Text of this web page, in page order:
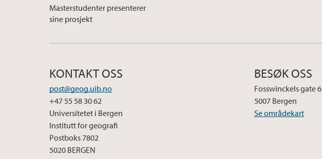
Masterstudenter presenterer
sine prosjekt
KONTAKT OSS
post@geog.uib.no
+47 55 58 30 62
Universitetet i Bergen
Institutt for geografi
Postboks 7802
5020 BERGEN
BESØK OSS
Fosswinckels gate 6
5007 Bergen
Se områdekart